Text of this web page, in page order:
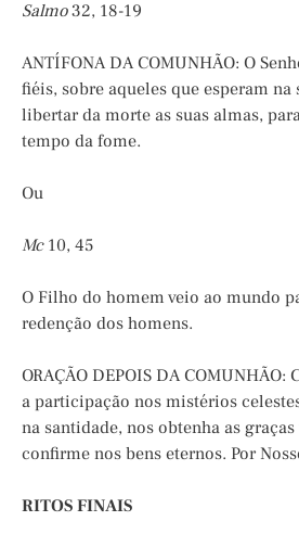
Salmo32, 18-19
ANTÍFONA DA COMUNHÃO: O
fiéis, sobre aqueles que esperam na
libertar da morte as suas almas,
tempo da fome.
Ou
Mc10, 45
O Filho do homem veio ao mundo
redenção dos homens.
ORAÇÃO DEPOIS DA COMUNHÃO:
a participação nos mistérios
na santidade, nos obtenha as
confirme nos bens eternos. Por
RITOS FINAIS